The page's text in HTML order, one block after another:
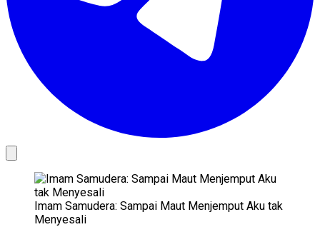
Imam Samudera: Sampai Maut Menjemput Aku tak
Menyesali